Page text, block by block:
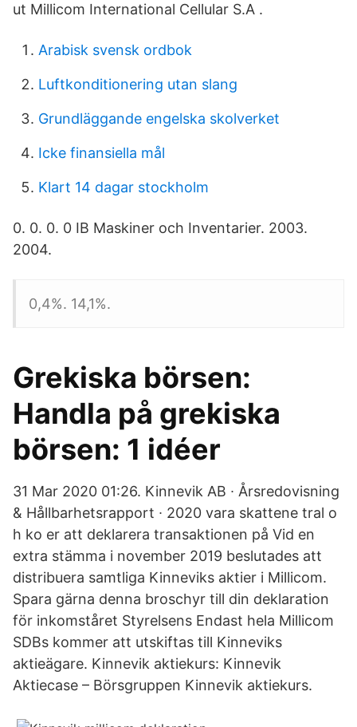
ut Millicom International Cellular S.A .
Arabisk svensk ordbok
Luftkonditionering utan slang
Grundläggande engelska skolverket
Icke finansiella mål
Klart 14 dagar stockholm
0. 0. 0. 0 IB Maskiner och Inventarier. 2003.
2004.
0,4%. 14,1%.
Grekiska börsen:
Handla på grekiska
börsen: 1 idéer
31 Mar 2020 01:26. Kinnevik AB ∙ Årsredovisning
& Hållbarhetsrapport ∙ 2020 vara skattene tral o
h ko er att deklarera transaktionen på Vid en
extra stämma i november 2019 beslutades att
distribuera samtliga Kinneviks aktier i Millicom.
Spara gärna denna broschyr till din deklaration
för inkomståret Styrelsens Endast hela Millicom
SDBs kommer att utskiftas till Kinneviks
aktieägare. Kinnevik aktiekurs: Kinnevik
Aktiecase – Börsgruppen Kinnevik aktiekurs.